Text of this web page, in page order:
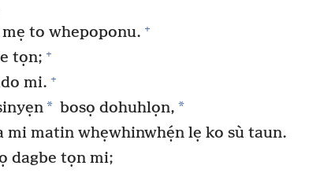
to whepoponu. +
tọn; +
mi. +
* bosọ dohuhlọn, *
mi matin whẹwhinwhẹ́n lẹ ko sù taun.
dagbe tọn mi;